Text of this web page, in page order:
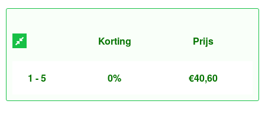
Korting Prijs
1 - 5 0% €40,60